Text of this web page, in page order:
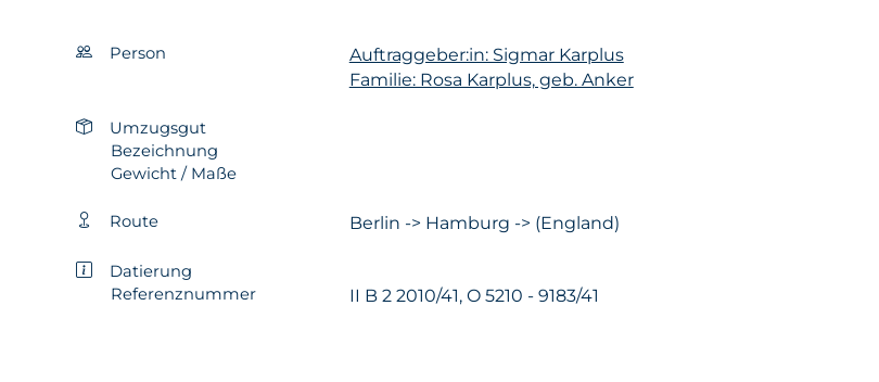
Person
Auftraggeber:in: Sigmar Karplus
Familie: Rosa Karplus, geb. Anker
Umzugsgut
Bezeichnung
Gewicht / Maße
Route Berlin -> Hamburg -> (England)
Datierung
Referenznummer
II B 2 2010/41, O 5210 - 9183/41